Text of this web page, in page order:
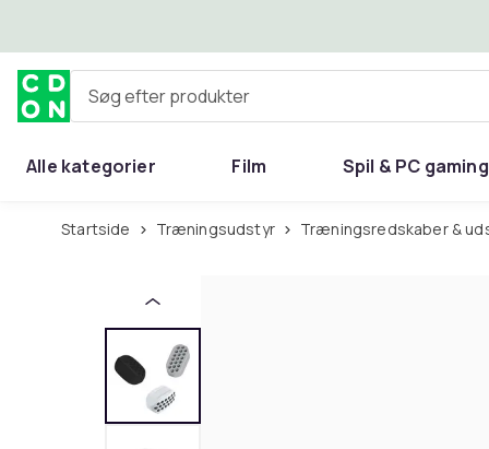
Søg efter produkter
Alle kategorier Film Spil & PC gaming
Hjem & have
Startside Træningsudstyr Træningsredskaber &